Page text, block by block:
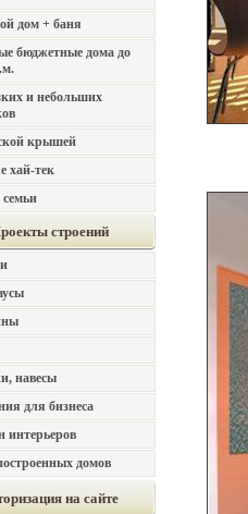
дом + баня
бюджетные дома до
и небольших
крышей
хай-тек
семьи
строений
навесы
для бизнеса
интерьеров
домов
на сайте